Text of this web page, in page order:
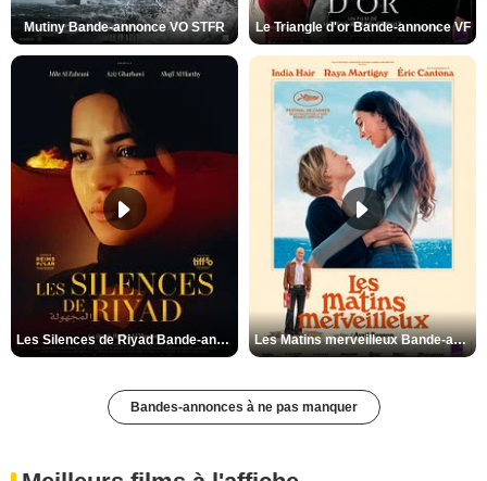
Mutiny Bande-annonce VO STFR Le Triangle d'or Bande-annonce VF
Les Silences de Riyad Bande-annonce VO STFR Les Matins merveilleux Bande-annonce VF
Bandes-annonces à ne pas manquer